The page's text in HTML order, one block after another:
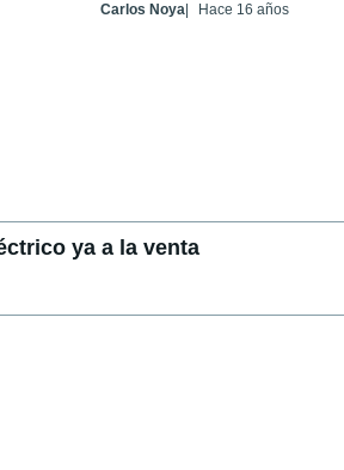
Carlos Noya Hace 16 años
ya a la venta